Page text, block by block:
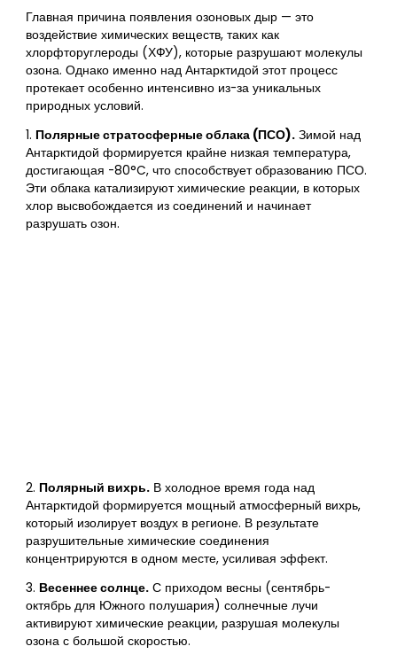
Главная причина появления озоновых дыр — это
воздействие химических веществ, таких как
хлорфторуглероды (ХФУ), которые разрушают молекулы
озона. Однако именно над Антарктидой этот процесс
протекает особенно интенсивно из-за уникальных
природных условий.
1. Полярные стратосферные облака (ПСО). Зимой над
Антарктидой формируется крайне низкая температура,
достигающая -80°C, что способствует образованию ПСО.
Эти облака катализируют химические реакции, в которых
хлор высвобождается из соединений и начинает
разрушать озон.
2. Полярный вихрь. В холодное время года над
Антарктидой формируется мощный атмосферный вихрь,
который изолирует воздух в регионе. В результате
разрушительные химические соединения
концентрируются в одном месте, усиливая эффект.
3. Весеннее солнце. С приходом весны (сентябрь-
октябрь для Южного полушария) солнечные лучи
активируют химические реакции, разрушая молекулы
озона с большой скоростью.